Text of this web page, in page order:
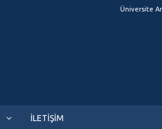
Üniversite
İLETİŞİM